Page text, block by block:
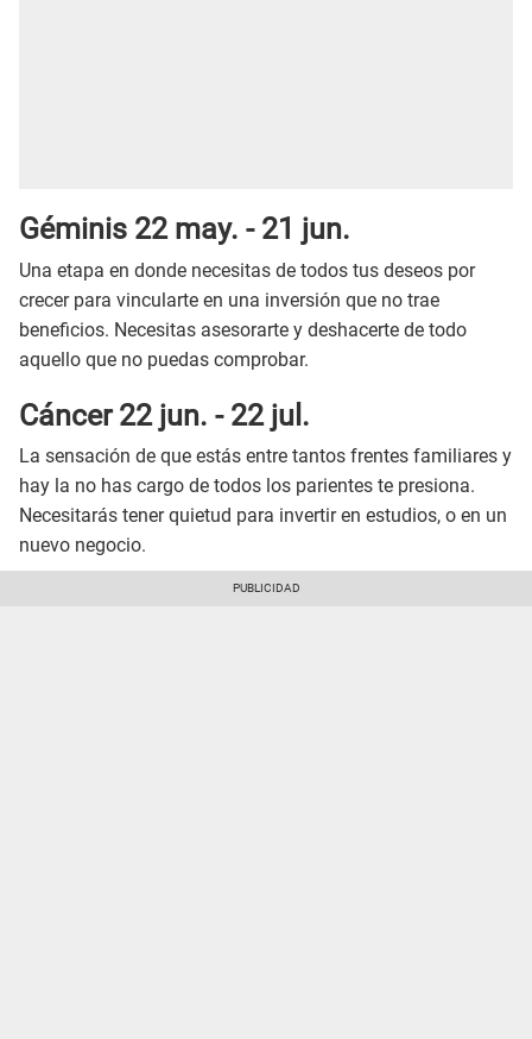
Géminis 22 may. - 21 jun.
Una etapa en donde necesitas de todos tus deseos por
crecer para vincularte en una inversión que no trae
beneficios. Necesitas asesorarte y deshacerte de todo
aquello que no puedas comprobar.
Cáncer 22 jun. - 22 jul.
La sensación de que estás entre tantos frentes familiares y
hay la no has cargo de todos los parientes te presiona.
Necesitarás tener quietud para invertir en estudios, o en un
nuevo negocio.